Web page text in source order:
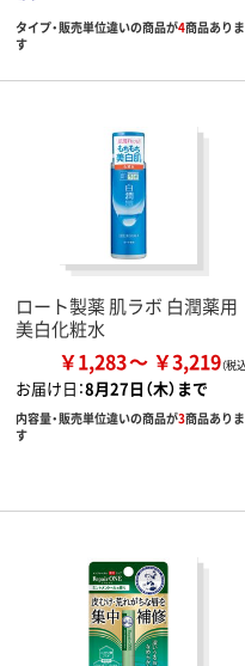
タイプ・販売単位違いの商品が4商品ありま
す
ロート製薬 肌ラボ 白潤薬用
美白化粧水
￥1,283 ￥3,219
お届け日：8月27日（木）まで
内容量・販売単位違いの商品が3商品ありま
す